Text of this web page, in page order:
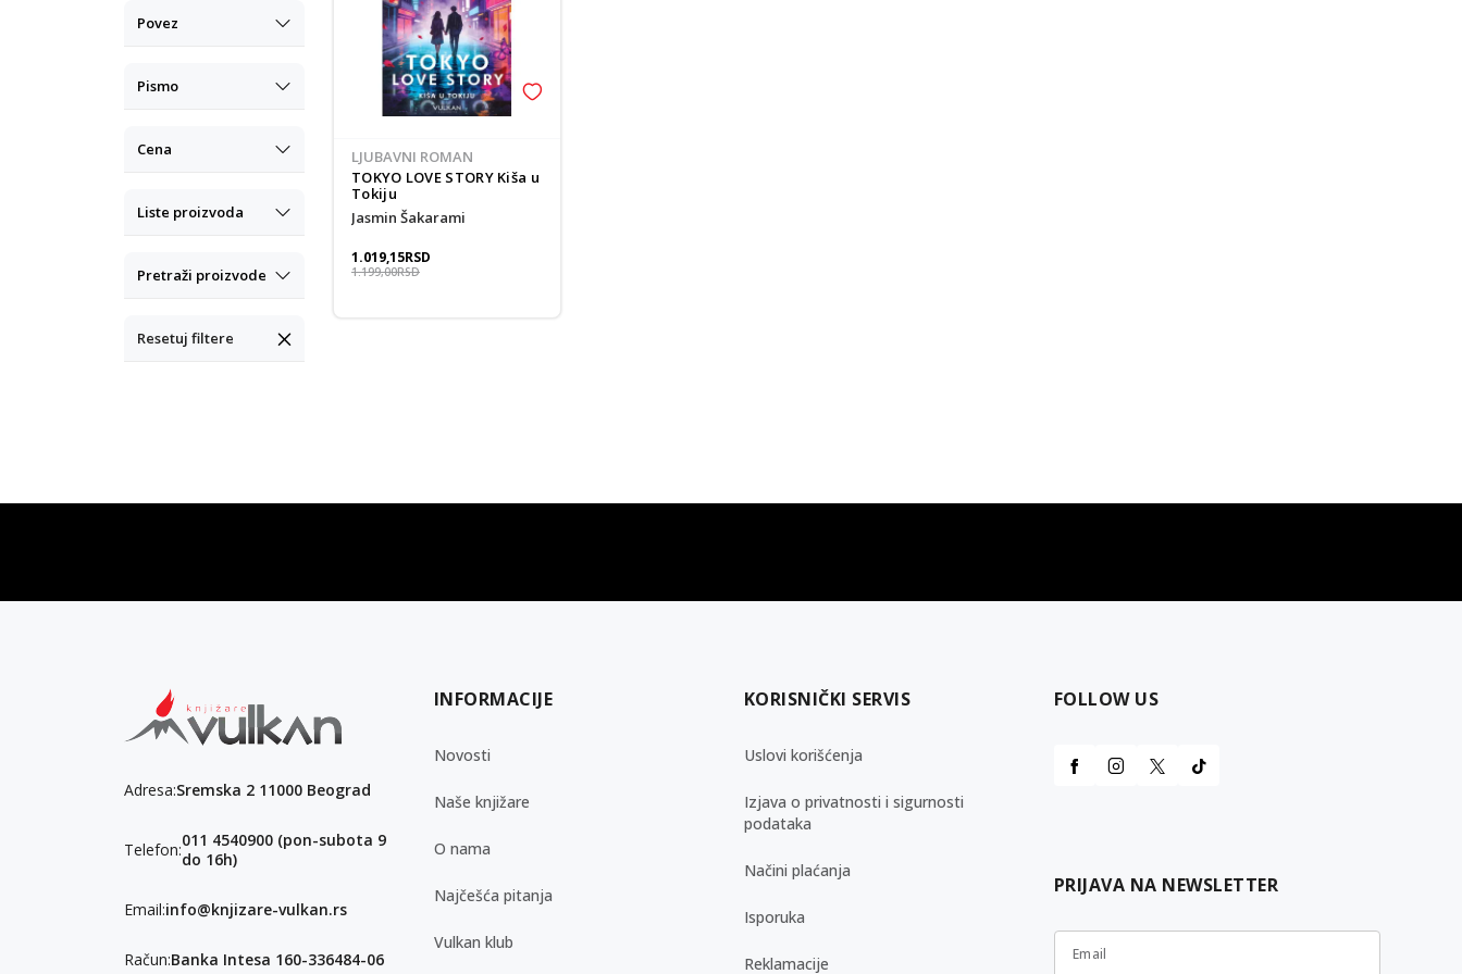
Resetuj filtere
Povez
Pismo
Cena
Liste proizvoda
Pretraži proizvode
LJUBAVNI ROMAN
TOKYO LOVE STORY Kiša u
Tokiju
Jasmin Šakarami
1.019,15RSD
1.199,00RSD
Adresa:Sremska 2 11000 Beograd
Telefon:011 4540900 (pon-subota 9
do 16h)
Email:info@knjizare-vulkan.rs
Račun:Banka Intesa 160-336484-06
INFORMACIJE
Novosti
Naše knjižare
O nama
Najčešća pitanja
Vulkan klub
KORISNIČKI SERVIS
Uslovi korišćenja
Izjava o privatnosti i sigurnosti
podataka
Načini plaćanja
Isporuka
Reklamacije
FOLLOW US
PRIJAVA NA NEWSLETTER
Email